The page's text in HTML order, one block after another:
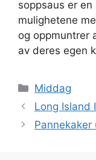
soppsaus er
mulighetene
og oppmuntrer
av deres egen
Kategorier
Middag
Long Island
Pannekaker